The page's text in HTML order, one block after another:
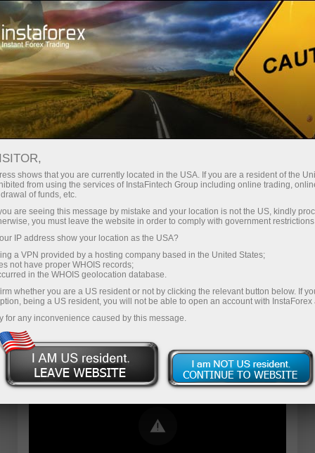
For Traders Forex Analytics
InstaForex TV
Forex TV News
Error loading YouTube: Video could not be
played
shows that you are currently located in the USA. If you are a resident of the
from using the services of InstaFintech Group including online trading,
of funds, etc.
are seeing this message by mistake and your location is not the US, kindly
you must leave the website in order to comply with government
IP address show your location as the USA?
a VPN provided by a hosting company based in the United States;
not have proper WHOIS records;
in the WHOIS geolocation database.
whether you are a US resident or not by clicking the relevant button below. If
being a US resident, you will not be able to open an account with InstaForex
for any inconvenience caused by this message.